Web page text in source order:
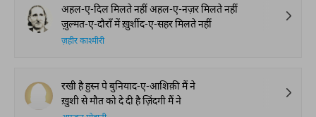
अहल-ए-दिल मिलते नहीं अहल-ए-नज़र मिलते नहीं
ज़ुल्मत-ए-दौराँ में ख़ुर्शीद-ए-सहर मिलते नहीं
ज़हीर काश्मीरी
रखी है हुस्न पे बुनियाद-ए-आशिक़ी मैं ने
ख़ुशी से मौत को दे दी है ज़िंदगी मैं ने